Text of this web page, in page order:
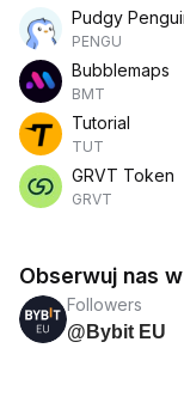
Pudgy
PENGU
Bubblemaps
BMT
Tutorial
TUT
GRVT Token
GRVT
Obserwuj nas
Followers
@Bybit EU